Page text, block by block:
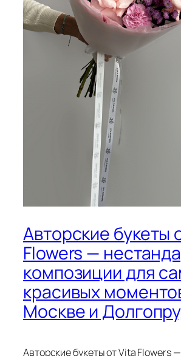
Авторские букеты
Flowers —
композиции для
красивых
Москве и
Авторские букеты от Vita Flowers